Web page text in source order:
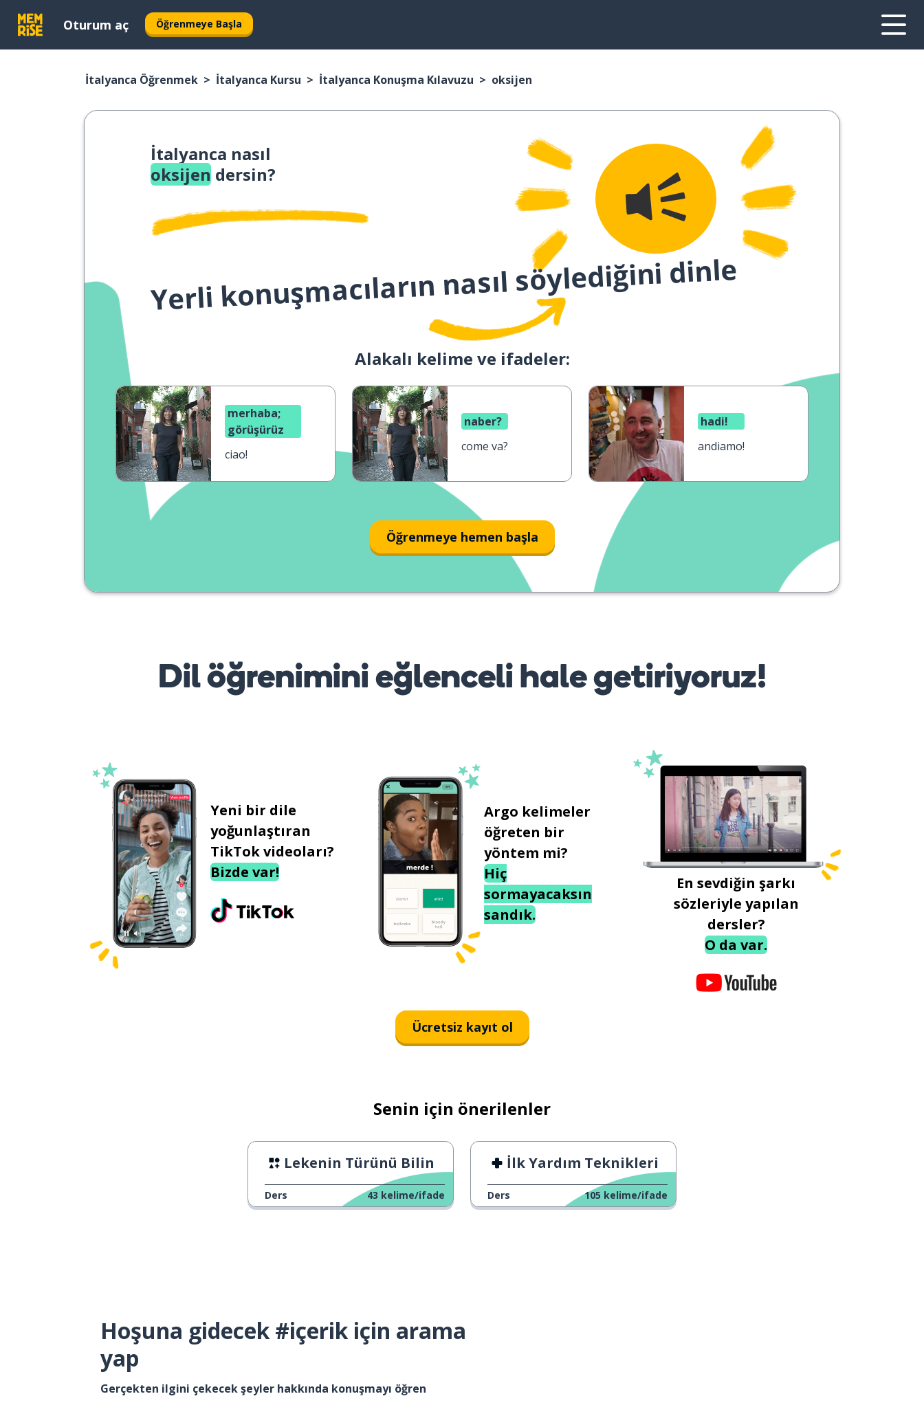
Oturum aç Öğrenmeye Başla
İtalyanca Öğrenmek İtalyanca Kursu İtalyanca Konuşma Kılavuzu oksijen
İtalyanca nasıl
oksijen dersin?
Yerli konuşmacıların nasıl söylediğini dinle
Alakalı kelime ve ifadeler:
merhaba;
görüşürüz
ciao!
naber?
come va?
hadi!
andiamo!
Öğrenmeye hemen başla
Dil öğrenimini eğlenceli hale getiriyoruz!
Yeni bir dile
yoğunlaştıran
TikTok videoları?
Bizde var!
Argo kelimeler
öğreten bir
yöntem mi?
Hiç
sormayacaksın
sandık.
En sevdiğin şarkı
sözleriyle yapılan
dersler?
O da var.
Ücretsiz kayıt ol
Senin için önerilenler
Lekenin Türünü Bilin
Ders 43 kelime/ifade
İlk Yardım Teknikleri
Ders 105 kelime/ifade
Hoşuna gidecek #içerik için arama
yap
Gerçekten ilgini çekecek şeyler hakkında konuşmayı öğren